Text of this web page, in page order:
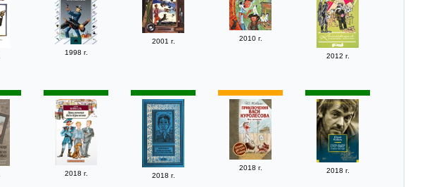
1998 г.
2001 г. 2010 г.
2012 г.
2018 г. 2018 г.
2018 г. 2018 г.